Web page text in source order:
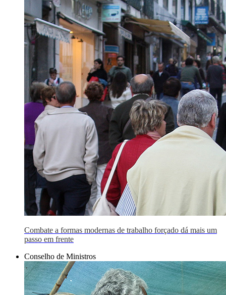
Combate a formas modernas de trabalho forçado dá mais um
passo em frente
Conselho de Ministros